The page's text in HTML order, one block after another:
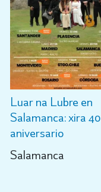
Luar na Lubre en
Salamanca: xira 40
aniversario
Salamanca